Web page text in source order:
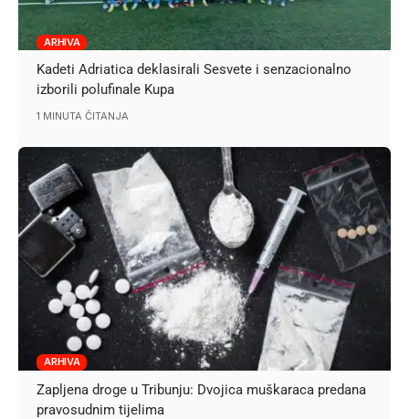
ARHIVA
Kadeti Adriatica deklasirali Sesvete i senzacionalno
izborili polufinale Kupa
1 MINUTA ČITANJA
ARHIVA
Zapljena droge u Tribunju: Dvojica muškaraca predana
pravosudnim tijelima